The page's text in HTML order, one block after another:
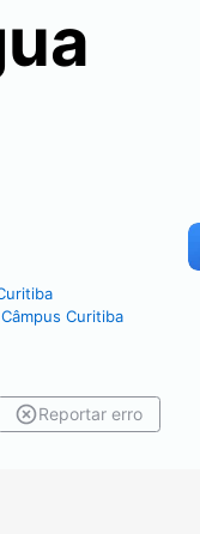
Curitiba
Reportar erro